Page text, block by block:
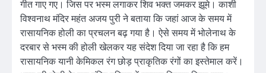
गीत गाए गए। जिस पर भस्म लगाकर शिव भक्त जमकर झूमे। काशी
विश्वनाथ मंदिर महंत अजय पुरी ने बताया कि जहां आज के समय में
रासायनिक होली का प्रचलन बढ़ गया है। ऐसे समय में भोलेनाथ के
दरबार से भस्म की होली खेलकर यह संदेश दिया जा रहा है कि हम
रासायनिक यानी केमिकल रंग छोड़ प्राकृतिक रंगों का इस्तेमाल करें।